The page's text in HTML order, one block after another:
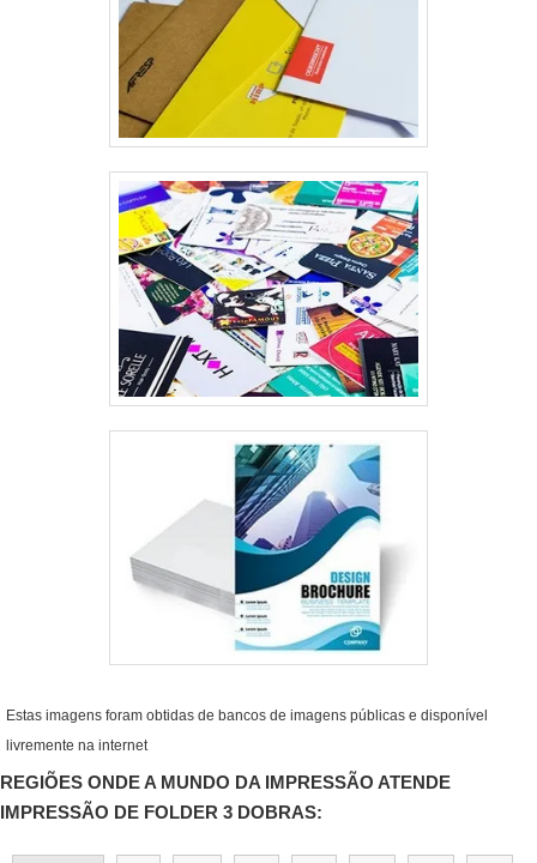
Estas imagens foram obtidas de bancos de imagens públicas e disponível
livremente na internet
REGIÕES ONDE A MUNDO DA IMPRESSÃO ATENDE
IMPRESSÃO DE FOLDER 3 DOBRAS: